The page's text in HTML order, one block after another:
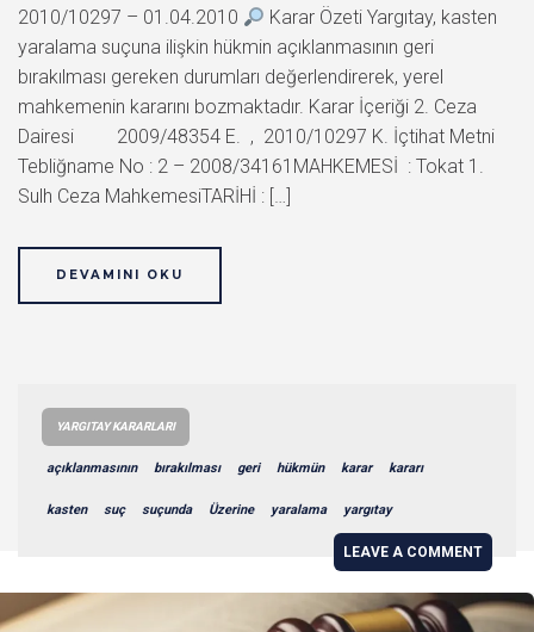
2010/10297 – 01.04.2010
Karar Özeti Yargıtay, kasten
yaralama suçuna ilişkin hükmin açıklanmasının geri
bırakılması gereken durumları değerlendirerek, yerel
mahkemenin kararını bozmaktadır. Karar İçeriği 2. Ceza
Dairesi 2009/48354 E. , 2010/10297 K. İçtihat Metni
Tebliğname No : 2 – 2008/34161MAHKEMESİ : Tokat 1.
Sulh Ceza MahkemesiTARİHİ : […]
DEVAMINI OKU
YARGITAY KARARLARI
açıklanmasının bırakılması geri hükmün karar kararı
kasten suç suçunda Üzerine yaralama yargıtay
LEAVE A COMMENT